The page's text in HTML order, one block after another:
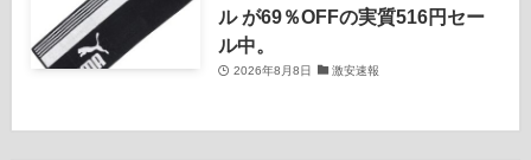
ル が69％OFFの実質516円セー
ル中。
2026年8月8日 激安速報